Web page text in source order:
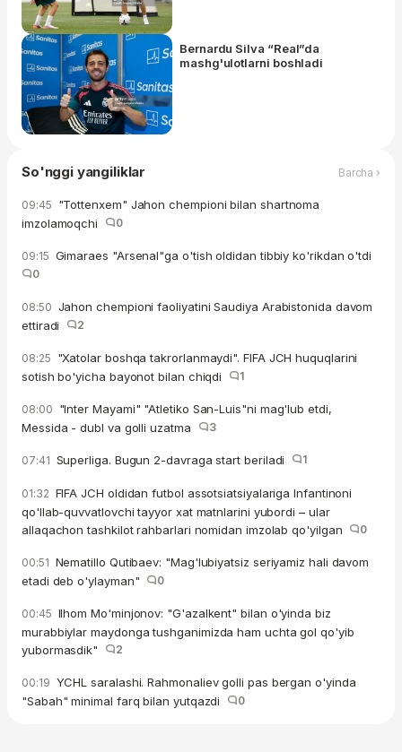
Bernardu Silva “Real”da
mashg'ulotlarni boshladi
So'nggi yangiliklar Barcha ›
09:45 "Tottenxem" Jahon chempioni bilan shartnoma
imzolamoqchi
0
09:15 Gimaraes "Arsenal"ga o'tish oldidan tibbiy ko'rikdan o'tdi
0
08:50 Jahon chempioni faoliyatini Saudiya Arabistonida davom
ettiradi
2
08:25 "Xatolar boshqa takrorlanmaydi". FIFA JCH huquqlarini
sotish bo'yicha bayonot bilan chiqdi
1
08:00 "Inter Mayami" "Atletiko San-Luis"ni mag'lub etdi,
Messida - dubl va golli uzatma
3
07:41 Superliga. Bugun 2-davraga start beriladi 1
01:32 FIFA JCH oldidan futbol assotsiatsiyalariga Infantinoni
qo'llab-quvvatlovchi tayyor xat matnlarini yubordi – ular
allaqachon tashkilot rahbarlari nomidan imzolab qo'yilgan
0
00:51 Nematillo Qutibaev: "Mag'lubiyatsiz seriyamiz hali davom
etadi deb o'ylayman"
0
00:45 Ilhom Mo'minjonov: "G'azalkent" bilan o'yinda biz
murabbiylar maydonga tushganimizda ham uchta gol qo'yib
yubormasdik"
2
00:19 YCHL saralashi. Rahmonaliev golli pas bergan o'yinda
"Sabah" minimal farq bilan yutqazdi
0